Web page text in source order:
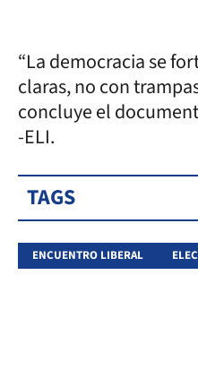
“La democracia se
claras, no con
concluye el
-ELI.
TAGS
ENCUENTRO LIBERAL